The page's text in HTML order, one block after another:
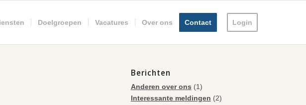
Doelgroepen Vacatures Over ons Contact Login
Berichten
Anderen over ons (1)
Interessante meldingen (2)